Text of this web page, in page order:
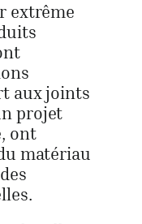
extrême
aux joints
projet
ont
matériau